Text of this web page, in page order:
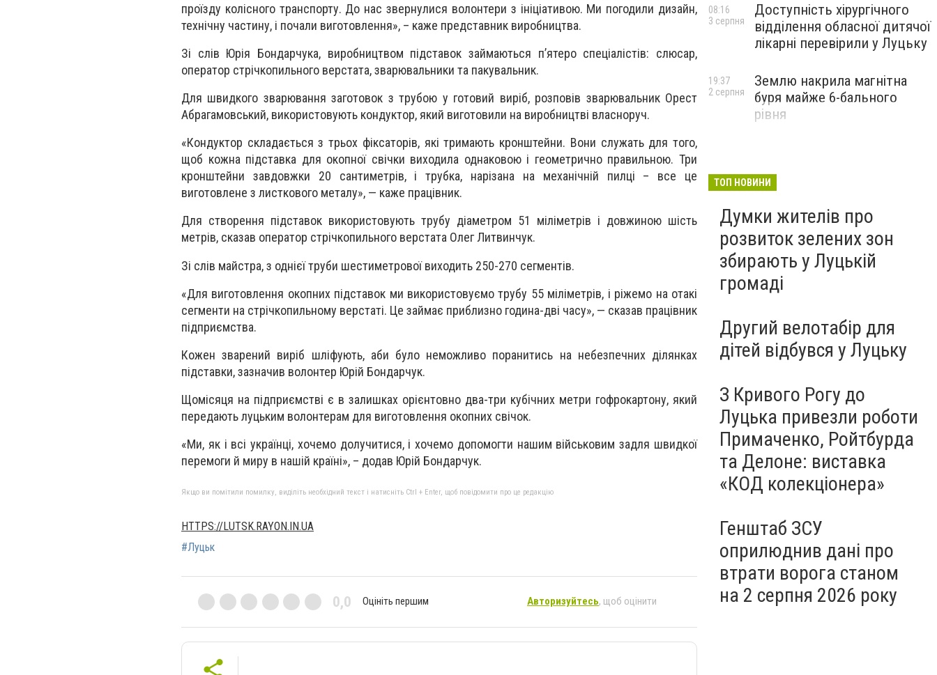
проїзду колісного транспорту. До нас звернулися волонтери з ініціативою. Ми погодили дизайн,
технічну частину, і почали виготовлення», – каже представник виробництва.
Зі слів Юрія Бондарчука, виробництвом підставок займаються п’ятеро спеціалістів: слюсар,
оператор стрічкопильного верстата, зварювальники та пакувальник.
Для швидкого зварювання заготовок з трубою у готовий виріб, розповів зварювальник Орест
Абрагамовський, використовують кондуктор, який виготовили на виробництві власноруч.
«Кондуктор складається з трьох фіксаторів, які тримають кронштейни. Вони служать для того,
щоб кожна підставка для окопної свічки виходила однаковою і геометрично правильною. Три
кронштейни завдовжки 20 сантиметрів, і трубка, нарізана на механічній пилці – все це
виготовлене з листкового металу», — каже працівник.
Для створення підставок використовують трубу діаметром 51 міліметрів і довжиною шість
метрів, сказав оператор стрічкопильного верстата Олег Литвинчук.
Зі слів майстра, з однієї труби шестиметрової виходить 250-270 сегментів.
«Для виготовлення окопних підставок ми використовуємо трубу 55 міліметрів, і ріжемо на отакі
сегменти на стрічкопильному верстаті. Це займає приблизно година-дві часу», — сказав працівник
підприємства.
Кожен зварений виріб шліфують, аби було неможливо поранитись на небезпечних ділянках
підставки, зазначив волонтер Юрій Бондарчук.
Щомісяця на підприємстві є в залишках орієнтовно два-три кубічних метри гофрокартону, який
передають луцьким волонтерам для виготовлення окопних свічок.
«Ми, як і всі українці, хочемо долучитися, і хочемо допомогти нашим військовим задля швидкої
перемоги й миру в нашій країні», – додав Юрій Бондарчук.
Якщо ви помітили помилку, виділіть необхідний текст і натисніть Ctrl + Enter, щоб повідомити про це редакцію
HTTPS://LUTSK.RAYON.IN.UA
#Луцьк
0,0 Оцініть першим Авторизуйтесь, щоб оцінити
Доступність хірургічного
відділення обласної дитячої
лікарні перевірили у Луцьку
08:16
3 серпня
Землю накрила магнітна
буря майже 6-бального
рівня
19:37
2 серпня
ТОП НОВИНИ
Думки жителів про
розвиток зелених зон
збирають у Луцькій
громаді
Другий велотабір для
дітей відбувся у Луцьку
З Кривого Рогу до
Луцька привезли роботи
Примаченко, Ройтбурда
та Делоне: виставка
«КОД колекціонера»
Генштаб ЗСУ
оприлюднив дані про
втрати ворога станом
на 2 серпня 2026 року